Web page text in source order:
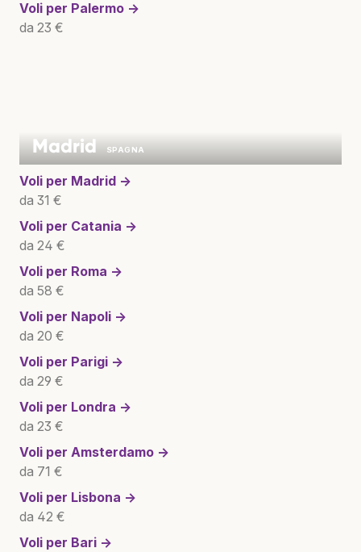
Voli per Palermo →
da 23 €
Madrid SPAGNA
Voli per Madrid →
da 31 €
Voli per Catania →
da 24 €
Voli per Roma →
da 58 €
Voli per Napoli →
da 20 €
Voli per Parigi →
da 29 €
Voli per Londra →
da 23 €
Voli per Amsterdamo →
da 71 €
Voli per Lisbona →
da 42 €
Voli per Bari →